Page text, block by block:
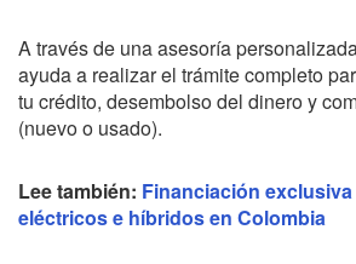
A través de una asesoría
ayuda a realizar el trámite completo
tu crédito, desembolso del dinero y
(nuevo o usado).
Lee también: Financiación
eléctricos e híbridos en Colombia